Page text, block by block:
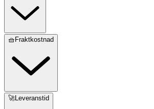
🧺Fraktkostnad
🚀Leveranstid